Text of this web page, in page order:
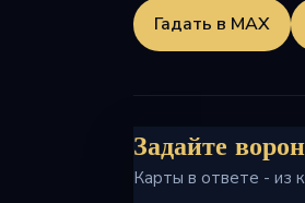
Гадать в MAX
Задайте
Карты в ответе - из